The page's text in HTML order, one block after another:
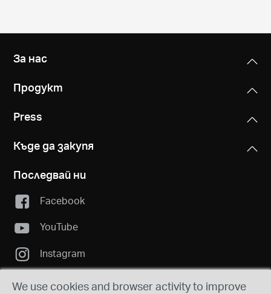
За нас
Продукт
Press
Къде да закупя
Последвай ни
Facebook
YouTube
Instagram
We use cookies and browser activity to improve